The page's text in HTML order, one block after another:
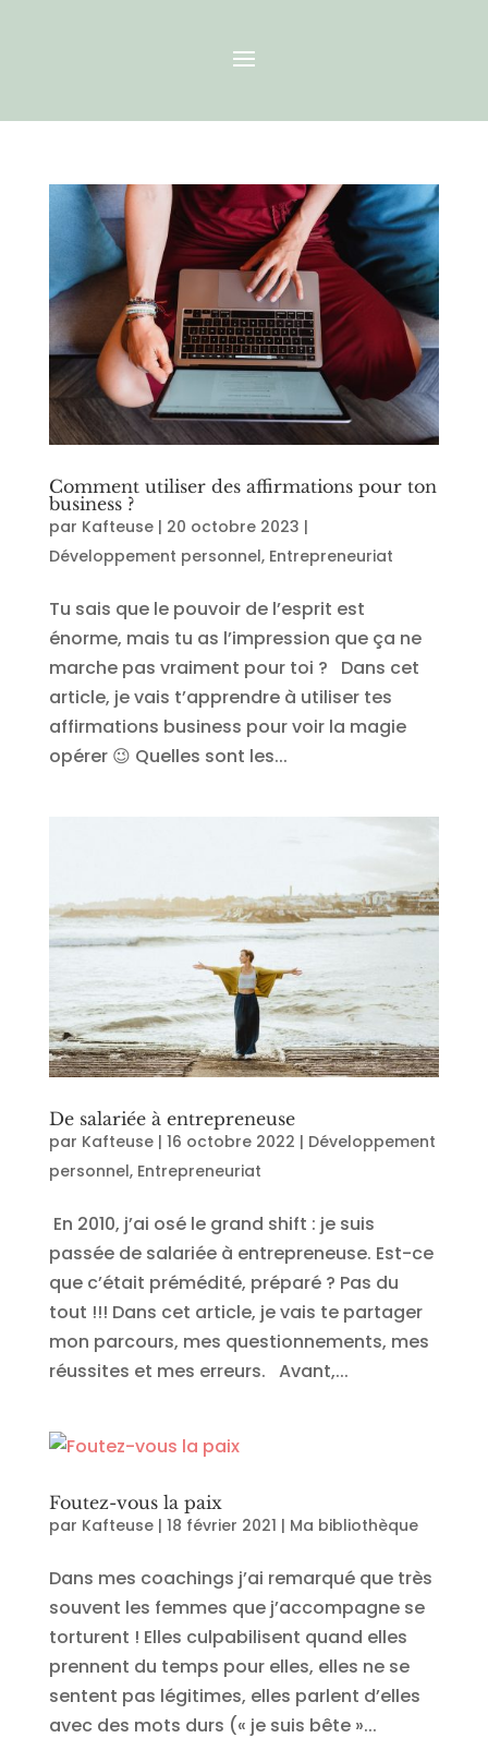
Comment utiliser des affirmations pour ton
business ?
par Kafteuse| 20 octobre 2023 |
Développement personnel, Entrepreneuriat
Tu sais que le pouvoir de l’esprit est
énorme, mais tu as l’impression que ça ne
marche pas vraiment pour toi ? Dans cet
article, je vais t’apprendre à utiliser tes
affirmations business pour voir la magie
opérer 😉 Quelles sont les...
De salariée à entrepreneuse
par Kafteuse| 16 octobre 2022 | Développement
personnel, Entrepreneuriat
En 2010, j’ai osé le grand shift : je suis
passée de salariée à entrepreneuse. Est-ce
que c’était prémédité, préparé ? Pas du
tout !!! Dans cet article, je vais te partager
mon parcours, mes questionnements, mes
réussites et mes erreurs. Avant,...
Foutez-vous la paix
par Kafteuse| 18 février 2021 | Ma bibliothèque
Dans mes coachings j’ai remarqué que très
souvent les femmes que j’accompagne se
torturent ! Elles culpabilisent quand elles
prennent du temps pour elles, elles ne se
sentent pas légitimes, elles parlent d’elles
avec des mots durs (« je suis bête »...